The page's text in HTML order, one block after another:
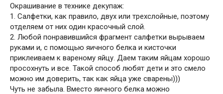
Окрашивание в технике декупаж:
1. Салфетки, как правило, двух или трехслойные, поэтому
отделяем от них один красочный слой.
2. Любой понравившийся фрагмент салфетки вырываем
руками и, с помощью яичного белка и кисточки
приклеиваем к вареному яйцу. Даем таким яйцам хорошо
просохнуть и все. Такой способ любят дети и это смело
можно им доверить, так как яйца уже сварены)))
Чуть не забыла. Вместо яичного белка можно